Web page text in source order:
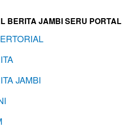
BERITA JAMBI SERU PORTAL
JAMBI